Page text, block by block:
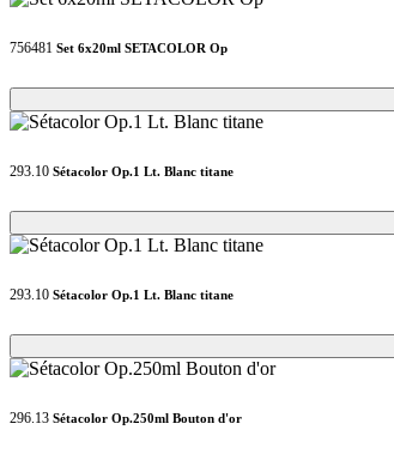
756481 Set 6x20ml SETACOLOR Op
Loading...
Loading...
293.10 Sétacolor Op.1 Lt. Blanc titane
Loading...
Loading...
293.10 Sétacolor Op.1 Lt. Blanc titane
Loading...
Loading...
296.13 Sétacolor Op.250ml Bouton d'or